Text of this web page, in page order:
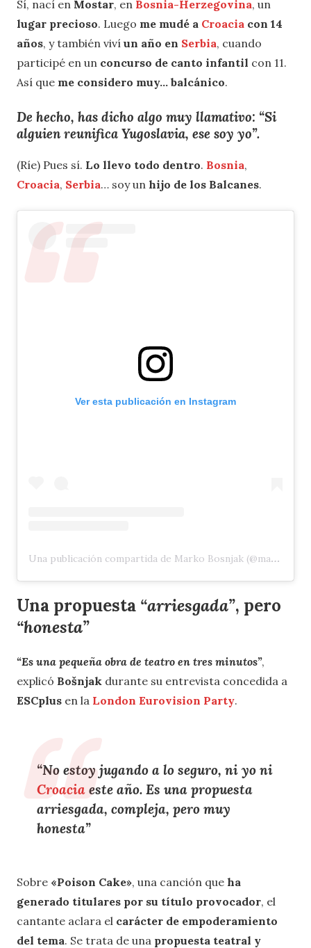
Sí, nací en Mostar, en Bosnia-Herzegovina, un
lugar precioso. Luego me mudé a Croacia con 14
años, y también viví un año en Serbia, cuando
participé en un concurso de canto infantil con 11.
Así que me considero muy… balcánico.
De hecho, has dicho algo muy llamativo: “Si
alguien reunifica Yugoslavia, ese soy yo”.
(Ríe) Pues sí. Lo llevo todo dentro. Bosnia,
Croacia, Serbia… soy un hijo de los Balcanes.
Ver esta publicación en Instagram
Una publicación compartida de Marko Bosnjak (@markobosnjaak)
Una propuesta “arriesgada”, pero
“honesta”
“Es una pequeña obra de teatro en tres minutos”,
explicó Bošnjak durante su entrevista concedida a
ESCplus en la London Eurovision Party.
“No estoy jugando a lo seguro, ni yo ni
Croaciaeste año. Es una propuesta
arriesgada, compleja, pero muy
honesta”
Sobre «Poison Cake», una canción que ha
generado titulares por su título provocador, el
cantante aclara el carácter de empoderamiento
del tema. Se trata de una propuesta teatral y